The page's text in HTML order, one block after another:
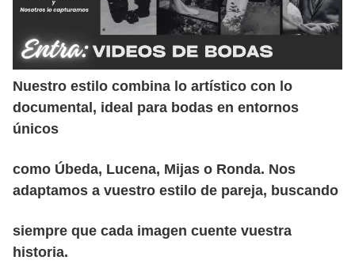
Nuestro estilo combina lo artístico con lo
documental, ideal para bodas en entornos
únicos
como Úbeda, Lucena, Mijas o Ronda. Nos
adaptamos a vuestro estilo de pareja, buscando
siempre que cada imagen cuente vuestra
historia.